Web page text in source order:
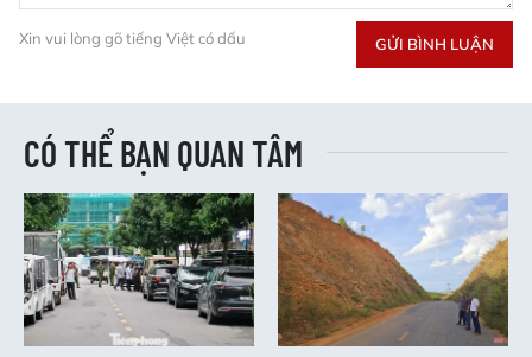
Xin vui lòng gõ tiếng Việt có dấu GỬI BÌNH LUẬN
CÓ THỂ BẠN QUAN TÂM